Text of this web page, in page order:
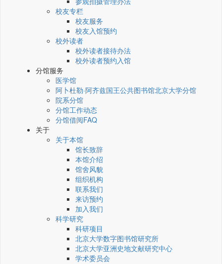
校友专栏
校友服务
校友入馆预约
校外读者
校外读者接待办法
校外读者预约入馆
分馆服务
医学馆
阿卜杜勒·阿齐兹国王公共图书馆北京大学分馆
院系分馆
分馆工作动态
分馆借阅FAQ
关于
关于本馆
馆长致辞
本馆介绍
馆舍风貌
组织机构
联系我们
来访预约
加入我们
科学研究
科研项目
北京大学数字图书馆研究所
北京大学亚洲史地文献研究中心
学术委员会